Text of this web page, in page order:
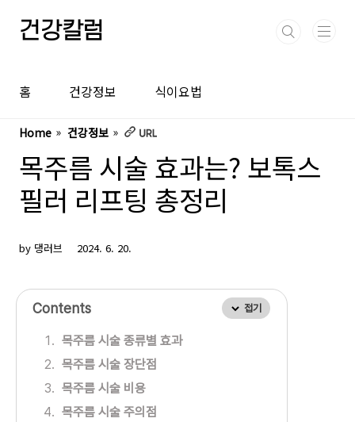
건강칼럼
홈 건강정보 식이요법
Home 건강정보
목주름 시술 효과는? 보톡스
필러 리프팅 총정리
by 댕러브 2024. 6. 20.
Contents 접기
목주름 시술 종류별 효과
목주름 시술 장단점
목주름 시술 비용
목주름 시술 주의점